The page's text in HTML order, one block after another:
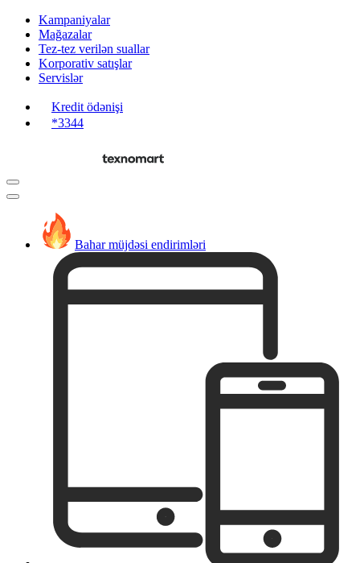
Kampaniyalar
Mağazalar
Tez-tez verilən suallar
Korporativ satışlar
Servislər
Kredit ödənişi
*3344
Bahar müjdəsi endirimləri